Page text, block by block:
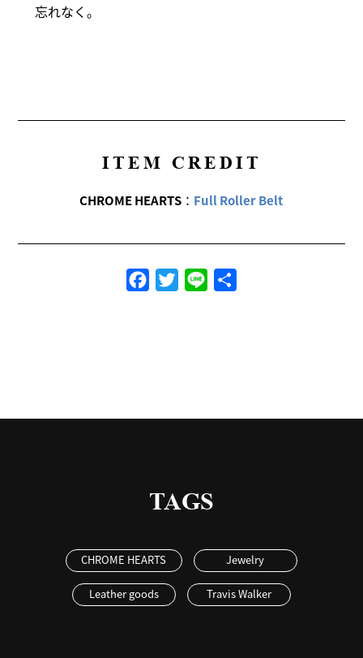
忘れなく。
ITEM CREDIT
CHROME HEARTS ： Full Roller Belt
FacebookTwitterLine
TAGS
CHROME HEARTS Jewelry
Leather goods Travis Walker